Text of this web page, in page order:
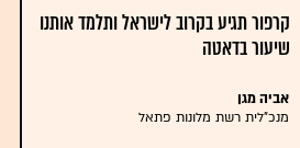
קרפור תגיע בקרוב לישראל ותלמד אותנו
שיעור בדאטה
אביה מגן
מנכ"לית רשת מלונות פתאל